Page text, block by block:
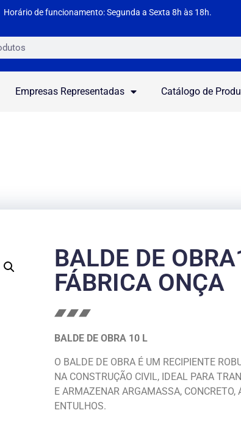
Horário de funcionamento: Segunda a Sexta 8h às 18h.
Empresas Representadas Catálogo de
BALDE DE
FÁBRICA ONÇA
BALDE DE OBRA 10 L
O BALDE DE OBRA É UM RECIPIENTE
NA CONSTRUÇÃO CIVIL, IDEAL PARA
E ARMAZENAR ARGAMASSA, CONCRETO,
ENTULHOS.